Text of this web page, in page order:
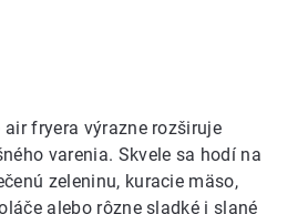
fryera výrazne rozširuje
varenia. Skvele sa hodí na
zeleninu, kuracie mäso,
alebo rôzne sladké i slané